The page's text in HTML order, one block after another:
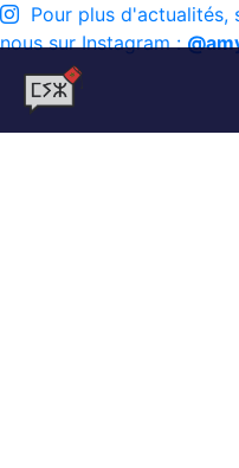
Pour plus d'actualités,
nous sur Instagram :